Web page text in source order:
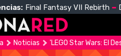
Final Fantasy VII Rebirth
Noticias 'LEGO Star Wars: El